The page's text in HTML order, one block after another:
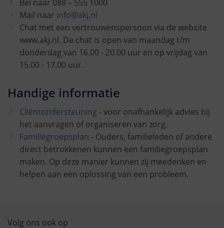
Bel naar 088 – 555 1000
Mail naar info@akj.nl
Chat met een vertrouwenspersoon via de website
www.akj.nl. De chat is open van maandag t/m
donderdag van 16.00 - 20.00 uur en op vrijdag van
15.00 - 17.00 uur.
Handige informatie
Cliëntondersteuning - voor onafhankelijk advies bij
het aanvragen of organiseren van zorg.
Familiegroepsplan - Ouders, familieleden of andere
direct betrokkenen kunnen een familiegroepsplan
maken. Op deze manier kunnen zij meedenken en
helpen aan een oplossing van een probleem.
Volg ons ook op